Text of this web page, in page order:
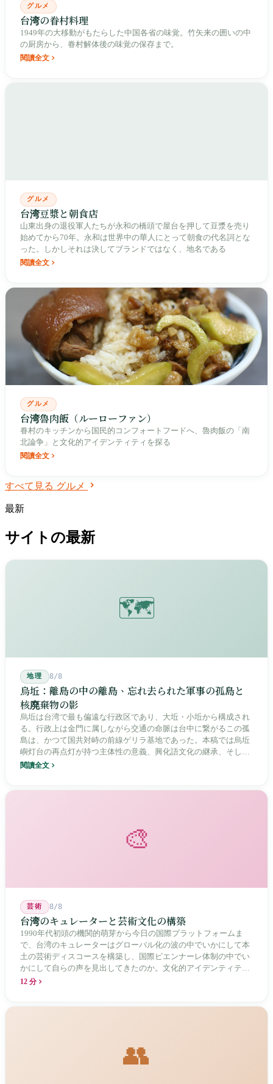
グルメ
台湾の眷村料理
1949年の大移動がもたらした中国各省の味覚。竹矢来の囲いの中
の厨房から、眷村解体後の味覚の保存まで。
閱讀全文
グルメ
台湾豆漿と朝食店
山東出身の退役軍人たちが永和の橋頭で屋台を押して豆漿を売り
始めてから70年。永和は世界中の華人にとって朝食の代名詞とな
った。しかしそれは決してブランドではなく、地名である
閱讀全文
グルメ
台湾魯肉飯（ルーローファン）
眷村のキッチンから国民的コンフォートフードへ、魯肉飯の「南
北論争」と文化的アイデンティティを探る
閱讀全文
すべて見る グルメ
最新
サイトの最新
🗺️
地理 8/8
烏坵：離島の中の離島、忘れ去られた軍事の孤島と
核廃棄物の影
烏坵は台湾で最も偏遠な行政区であり、大坵・小坵から構成され
る。行政上は金門に属しながら交通の命脈は台中に繋がるこの孤
島は、かつて国共対峙の前線ゲリラ基地であった。本稿では烏坵
嶼灯台の再点灯が持つ主体性の意義、興化語文化の継承、そして
20年にわたる核廃棄物処分場選定をめぐる住民投票の論争を深く
閱讀全文
🎨
芸術 8/8
台湾のキュレーターと芸術文化の構築
1990年代初頭の機関的萌芽から今日の国際プラットフォームま
で、台湾のキュレーターはグローバル化の波の中でいかにして本
土の芸術ディスコースを構築し、国際ビエンナーレ体制の中でい
かにして自らの声を見出してきたのか。文化的アイデンティティ
と専門的制度の30年にわたる進化の歴史。
12 分
👥